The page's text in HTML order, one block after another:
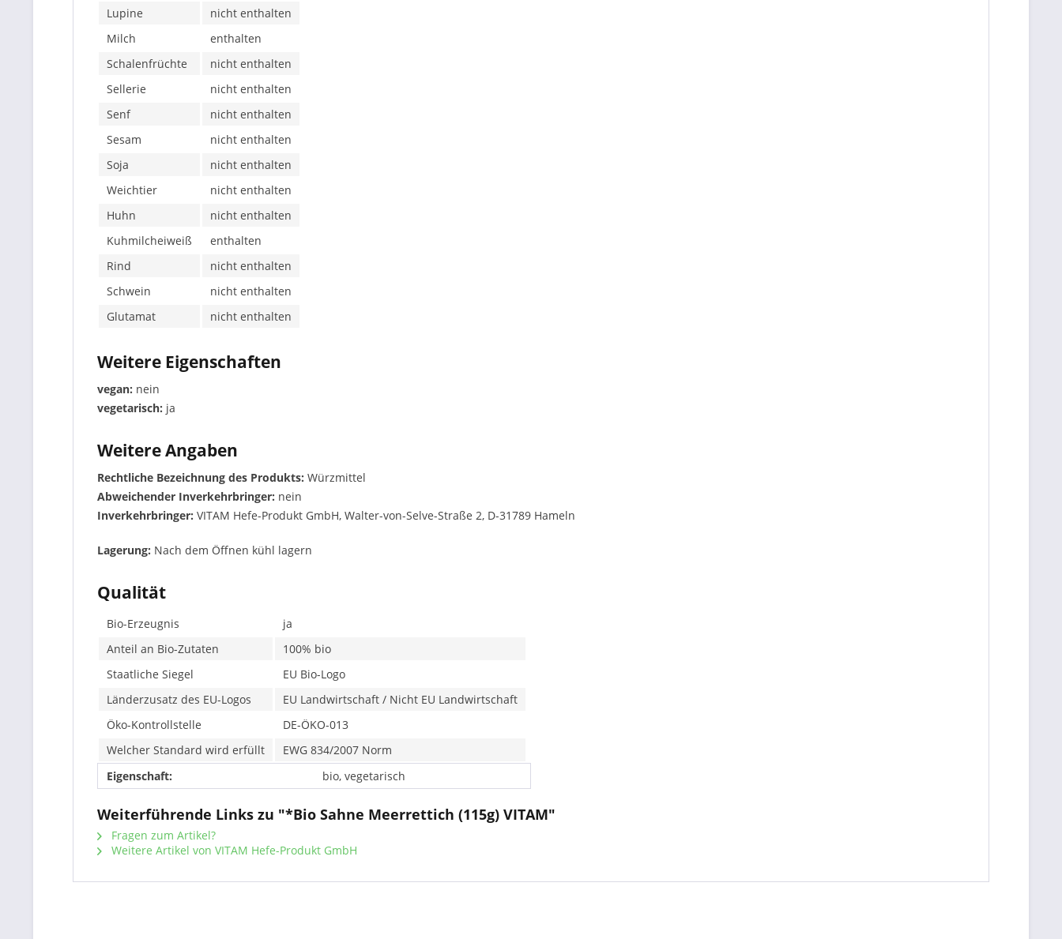
Lupine
nicht enthalten
Milch
enthalten
Schalenfrüchte
nicht enthalten
Sellerie
nicht enthalten
Senf
nicht enthalten
Sesam
nicht enthalten
Soja
nicht enthalten
Weichtier
nicht enthalten
Huhn
nicht enthalten
Kuhmilcheiweiß
enthalten
Rind
nicht enthalten
Schwein
nicht enthalten
Glutamat
nicht enthalten
Weitere Eigenschaften
vegan: nein
vegetarisch: ja
Weitere Angaben
Rechtliche Bezeichnung des Produkts: Würzmittel
Abweichender Inverkehrbringer: nein
Inverkehrbringer: VITAM Hefe-Produkt GmbH, Walter-von-Selve-Straße 2, D-31789 Hameln
Lagerung: Nach dem Öffnen kühl lagern
Qualität
Bio-Erzeugnis
ja
Anteil an Bio-Zutaten
100% bio
Staatliche Siegel
EU Bio-Logo
Länderzusatz des EU-Logos
EU Landwirtschaft / Nicht EU Landwirtschaft
Öko-Kontrollstelle
DE-ÖKO-013
Welcher Standard wird erfüllt
EWG 834/2007 Norm
Eigenschaft:
bio, vegetarisch
Weiterführende Links zu "*Bio Sahne Meerrettich (115g) VITAM"
Fragen zum Artikel?
Weitere Artikel von VITAM Hefe-Produkt GmbH